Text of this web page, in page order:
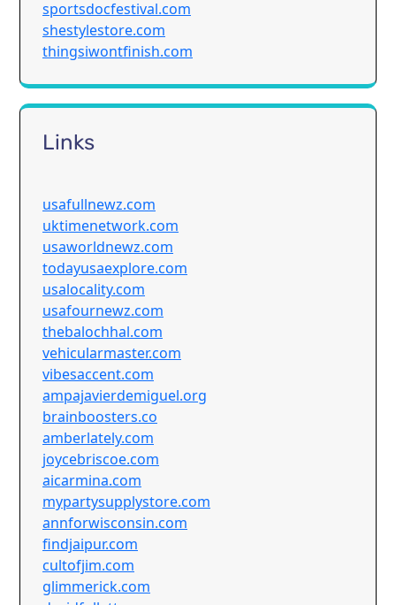
sportsdocfestival.com
shestylestore.com
thingsiwontfinish.com
Links
usafullnewz.com
uktimenetwork.com
usaworldnewz.com
todayusaexplore.com
usalocality.com
usafournewz.com
thebalochhal.com
vehicularmaster.com
vibesaccent.com
ampajavierdemiguel.org
brainboosters.co
amberlately.com
joycebriscoe.com
aicarmina.com
mypartysupplystore.com
annforwisconsin.com
findjaipur.com
cultofjim.com
glimmerick.com